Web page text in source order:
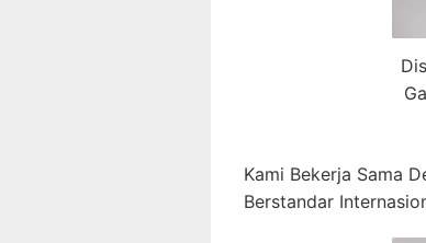
Kami Bekerja Sama
Berstandar